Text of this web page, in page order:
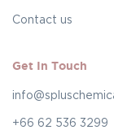
Contact us
Get In Touch
+66 62 536 3299